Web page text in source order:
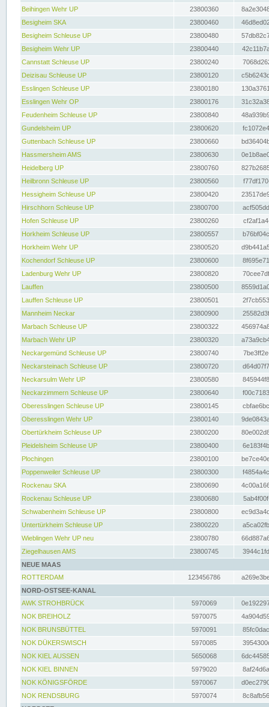
Beihingen Wehr UP
23800360
Besigheim SKA
23800460
Besigheim Schleuse UP
23800480
Besigheim Wehr UP
23800440
Cannstatt Schleuse UP
23800240
Deizisau Schleuse UP
23800120
Esslingen Schleuse UP
23800180
Esslingen Wehr OP
23800176
Feudenheim Schleuse UP
23800840
Gundelsheim UP
23800620
Guttenbach Schleuse UP
23800660
Hassmersheim AMS
23800630
Heidelberg UP
23800760
Heilbronn Schleuse UP
23800560
Hessigheim Schleuse UP
23800420
Hirschhorn Schleuse UP
23800700
Hofen Schleuse UP
23800260
Horkheim Schleuse UP
23800557
Horkheim Wehr UP
23800520
Kochendorf Schleuse UP
23800600
Ladenburg Wehr UP
23800820
Lauffen
23800500
Lauffen Schleuse UP
23800501
Mannheim Neckar
23800900
Marbach Schleuse UP
23800322
Marbach Wehr UP
23800320
Neckargemünd Schleuse UP
23800740
Neckarsteinach Schleuse UP
23800720
Neckarsulm Wehr UP
23800580
Neckarzimmern Schleuse UP
23800640
Oberesslingen Schleuse UP
23800145
Oberesslingen Wehr UP
23800140
Obertürkheim Schleuse UP
23800200
Pleidelsheim Schleuse UP
23800400
Plochingen
23800100
Poppenweiler Schleuse UP
23800300
Rockenau SKA
23800690
Rockenau Schleuse UP
23800680
Schwabenheim Schleuse UP
23800800
Untertürkheim Schleuse UP
23800220
Wieblingen Wehr UP neu
23800780
Ziegelhausen AMS
23800745
NEUE MAAS
ROTTERDAM
123456786
NORD-OSTSEE-KANAL
AWK STROHBRÜCK
5970069
NOK BREIHOLZ
5970075
NOK BRUNSBÜTTEL
5970091
NOK DÜKERSWISCH
5970085
NOK KIEL AUSSEN
5650068
NOK KIEL BINNEN
5979020
NOK KÖNIGSFÖRDE
5970067
NOK RENDSBURG
5970074